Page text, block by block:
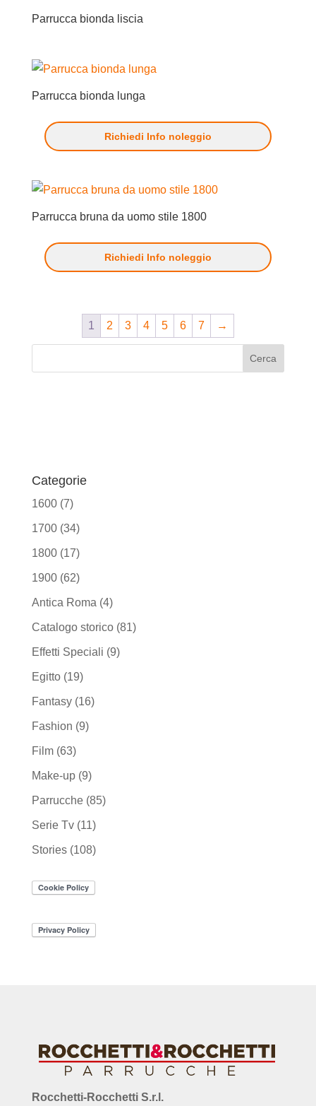
Parrucca bionda liscia
Parrucca bionda lunga
Richiedi Info noleggio
Parrucca bruna da uomo stile 1800
Richiedi Info noleggio
1 2 3 4 5 6 7 →
Categorie
1600(7)
1700(34)
1800(17)
1900(62)
Antica Roma (4)
Catalogo storico(81)
Effetti Speciali (9)
Egitto(19)
Fantasy(16)
Fashion (9)
Film(63)
Make-up(9)
Parrucche(85)
Serie Tv(11)
Stories(108)
Rocchetti-Rocchetti S.r.l.